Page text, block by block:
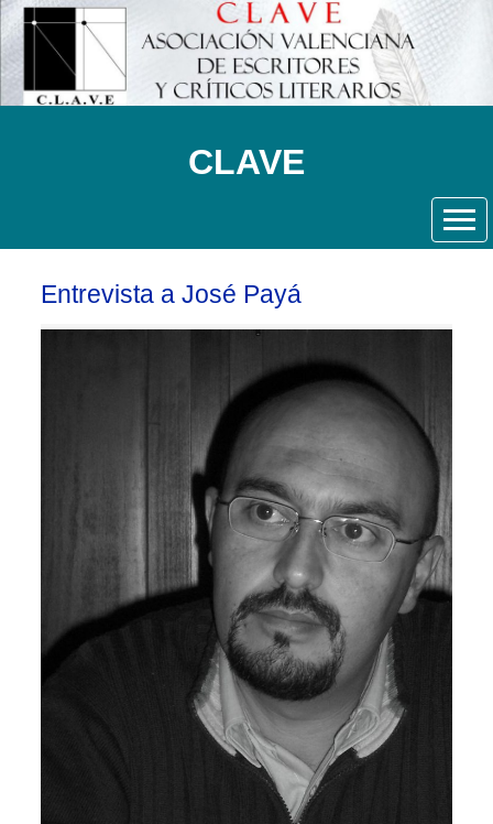
CLAVE
Entrevista a José Payá